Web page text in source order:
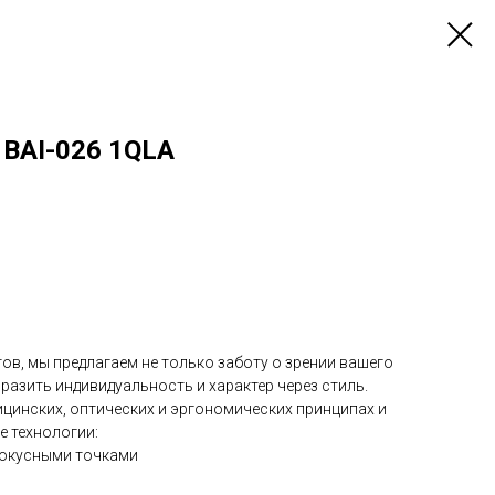
026 1QLA
мы предлагаем не только заботу о зрении вашего
индивидуальность и характер через стиль.
оптических и эргономических принципах и
технологии:
точками